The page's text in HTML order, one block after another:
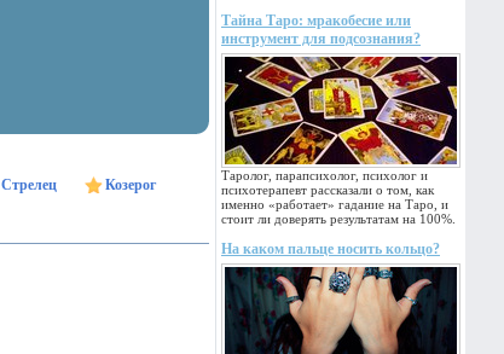
Тайна Таро: мракобесие или
инструмент для подсознания?
Таролог, парапсихолог, психолог и
психотерапевт рассказали о том, как
именно «работает» гадание на Таро, и
стоит ли доверять результатам на 100%.
На каком пальце носить кольцо?
Стрелец
Козерог